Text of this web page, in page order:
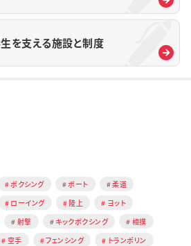
を支える施設と制度
ボクシング ボート
柔道
ローイング 陸上
ヨット
射撃 キックボクシング
相撲
空手 フェンシング
トランポリン